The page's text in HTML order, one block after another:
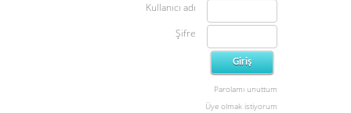
Kullanıcı adı
Şifre
Parolamı unuttum
Üye olmak istiyorum